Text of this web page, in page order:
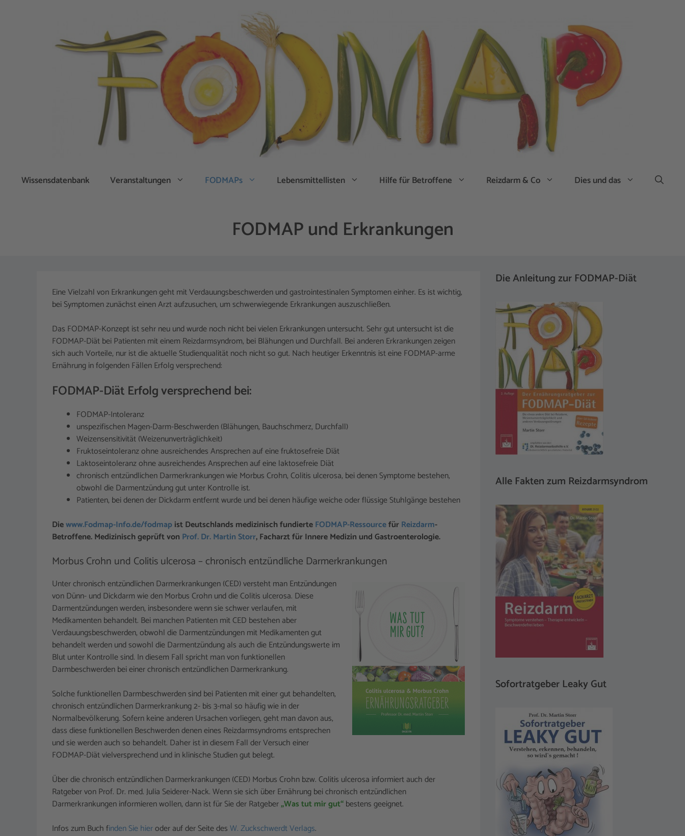
Wissensdatenbank Veranstaltungen FODMAPs Lebensmittellisten Hilfe für Betroffene Reizdarm & Co Dies und das
FODMAP und Erkrankungen
Eine Vielzahl von Erkrankungen geht mit Verdauungsbeschwerden und gastrointestinalen Symptomen einher. Es ist wichtig,
bei Symptomen zunächst einen Arzt aufzusuchen, um schwerwiegende Erkrankungen auszuschließen.
Das FODMAP-Konzept ist sehr neu und wurde noch nicht bei vielen Erkrankungen untersucht. Sehr gut untersucht ist die
FODMAP-Diät bei Patienten mit einem Reizdarmsyndrom, bei Blähungen und Durchfall. Bei anderen Erkrankungen zeigen
sich auch Vorteile, nur ist die aktuelle Studienqualität noch nicht so gut. Nach heutiger Erkenntnis ist eine FODMAP-arme
Ernährung in folgenden Fällen Erfolg versprechend:
FODMAP-Diät Erfolg versprechend bei:
FODMAP-Intoleranz
unspezifischen Magen-Darm-Beschwerden (Blähungen, Bauchschmerz, Durchfall)
Weizensensitivität (Weizenunverträglichkeit)
Fruktoseintoleranz ohne ausreichendes Ansprechen auf eine fruktosefreie Diät
Laktoseintoleranz ohne ausreichendes Ansprechen auf eine laktosefreie Diät
chronisch entzündlichen Darmerkrankungen wie Morbus Crohn, Colitis ulcerosa, bei denen Symptome bestehen,
obwohl die Darmentzündung gut unter Kontrolle ist.
Patienten, bei denen der Dickdarm entfernt wurde und bei denen häufige weiche oder flüssige Stuhlgänge bestehen
Diewww.Fodmap-Info.de/fodmapist Deutschlands medizinisch fundierteFODMAP-RessourcefürReizdarm-
Betroffene. Medizinisch geprüft von Prof. Dr. Martin Storr, Facharzt für Innere Medizin und Gastroenterologie.
Morbus Crohn und Colitis ulcerosa – chronisch entzündliche Darmerkrankungen
Unter chronisch entzündlichen Darmerkrankungen (CED) versteht man Entzündungen
von Dünn- und Dickdarm wie den Morbus Crohn und die Colitis ulcerosa. Diese
Darmentzündungen werden, insbesondere wenn sie schwer verlaufen, mit
Medikamenten behandelt. Bei manchen Patienten mit CED bestehen aber
Verdauungsbeschwerden, obwohl die Darmentzündungen mit Medikamenten gut
behandelt werden und sowohl die Darmentzündung als auch die Entzündungswerte im
Blut unter Kontrolle sind. In diesem Fall spricht man von funktionellen
Darmbeschwerden bei einer chronisch entzündlichen Darmerkrankung.
Solche funktionellen Darmbeschwerden sind bei Patienten mit einer gut behandelten,
chronisch entzündlichen Darmerkrankung 2- bis 3-mal so häufig wie in der
Normalbevölkerung. Sofern keine anderen Ursachen vorliegen, geht man davon aus,
dass diese funktionellen Beschwerden denen eines Reizdarmsyndroms entsprechen
und sie werden auch so behandelt. Daher ist in diesem Fall der Versuch einer
FODMAP-Diät vielversprechend und in klinische Studien gut belegt.
Über die chronisch entzündlichen Darmerkrankungen (CED) Morbus Crohn bzw. Colitis ulcerosa informiert auch der
Ratgeber von Prof. Dr. med. Julia Seiderer-Nack. Wenn sie sich über Ernährung bei chronisch entzündlichen
Darmerkrankungen informieren wollen, dann ist für Sie der Ratgeber„Was tut mir gut“bestens geeignet.
Infos zum Buch finden Sie hieroder auf der Seite desW. Zuckschwerdt Verlags.
Die Anleitung zur FODMAP-Diät
Alle Fakten zum Reizdarmsyndrom
Sofortratgeber Leaky Gut